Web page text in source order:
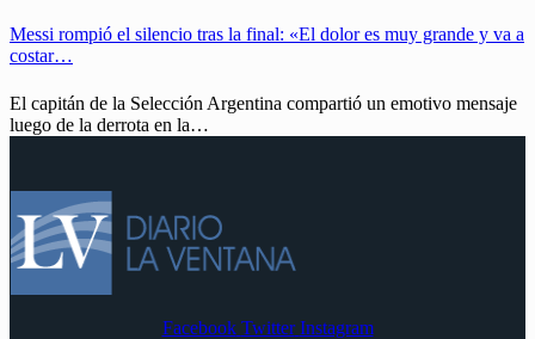
Messi rompió el silencio tras la final: «El dolor es muy grande y va a
costar…
El capitán de la Selección Argentina compartió un emotivo mensaje
luego de la derrota en la…
Facebook Twitter Instagram